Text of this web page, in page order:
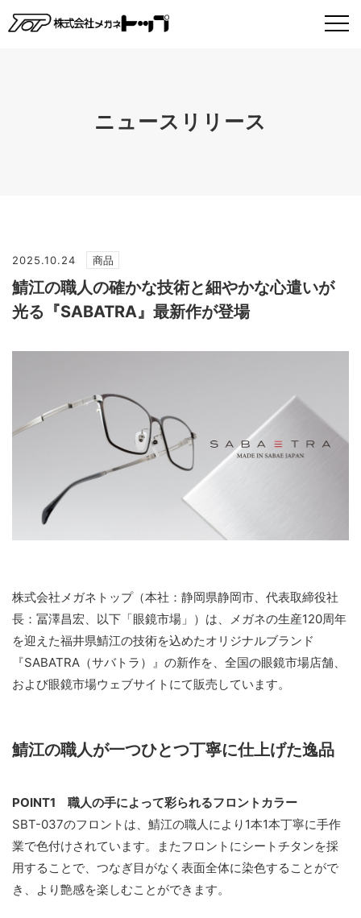
ニュースリリース
2025.10.24 商品
鯖江の職人の確かな技術と細やかな心遣いが
光る『SABATRA』最新作が登場
株式会社メガネトップ（本社：静岡県静岡市、代表取締役社
長：冨澤昌宏、以下「眼鏡市場」）は、メガネの生産120周年
を迎えた福井県鯖江の技術を込めたオリジナルブランド
『SABATRA（サバトラ）』の新作を、全国の眼鏡市場店舗、
および眼鏡市場ウェブサイトにて販売しています。
鯖江の職人が一つひとつ丁寧に仕上げた逸品
POINT1 職人の手によって彩られるフロントカラー
SBT-037のフロントは、鯖江の職人により1本1本丁寧に手作
業で色付けされています。またフロントにシートチタンを採
用することで、つなぎ目がなく表面全体に染色することがで
き、より艶感を楽しむことができます。